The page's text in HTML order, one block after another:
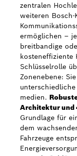
zentralen
weiteren
ermöglichen –
breitbandige
kosteneffiziente
Schlüsselrolle
Zonenebene:
medien.
Architektur und
Grundlage für
dem
Fahrzeuge